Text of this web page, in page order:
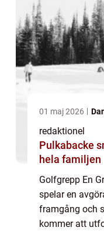
01 maj 2026
redaktionel
Pulkabacke småland
hela familjen
Golfgrepp En
spelar en
framgång och
kommer att